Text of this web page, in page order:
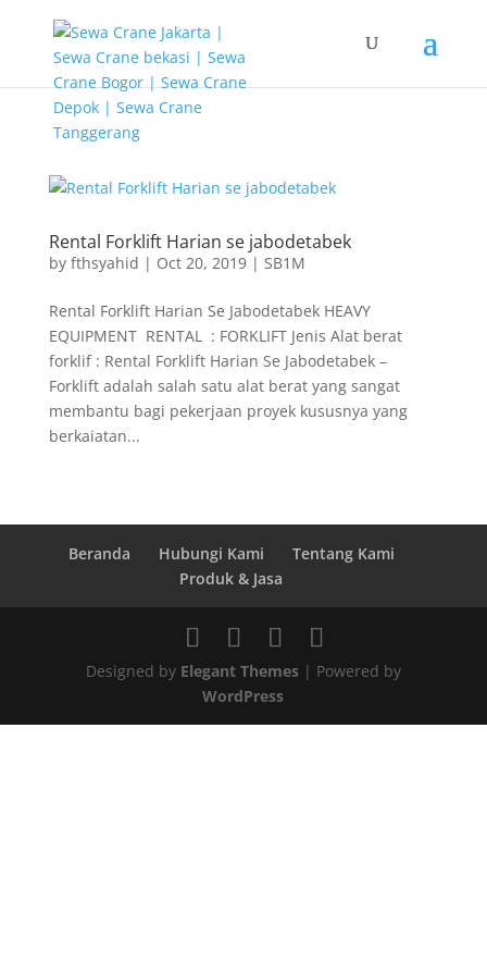
Rental Forklift Harian se jabodetabek
by fthsyahid | Oct 20, 2019| SB1M
Rental Forklift Harian Se Jabodetabek HEAVY
EQUIPMENT RENTAL : FORKLIFT Jenis Alat berat
forklif : Rental Forklift Harian Se Jabodetabek –
Forklift adalah salah satu alat berat yang sangat
membantu bagi pekerjaan proyek kususnya yang
berkaiatan...
Beranda Hubungi Kami
Tentang Kami
Produk & Jasa
Designed by Elegant Themes| Powered by
WordPress